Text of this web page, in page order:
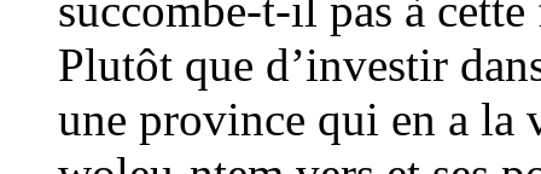
succombe-t-il pas à
Plutôt que d’investir
une province qui en a la